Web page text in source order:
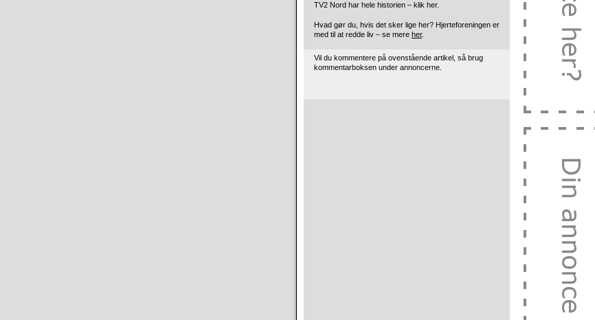
TV2 Nord har hele historien – klik her.
Hvad gør du, hvis det sker lige her? Hjerteforeningen er
med til at redde liv – se mere her.
Vil du kommentere på ovenstående artikel, så brug
kommentarboksen under annoncerne.